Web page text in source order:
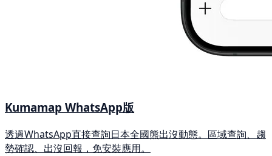
Kumamap WhatsApp版
透過WhatsApp直接查詢日本全國熊出沒動態。區域查詢、趨
勢確認、出沒回報，免安裝應用。